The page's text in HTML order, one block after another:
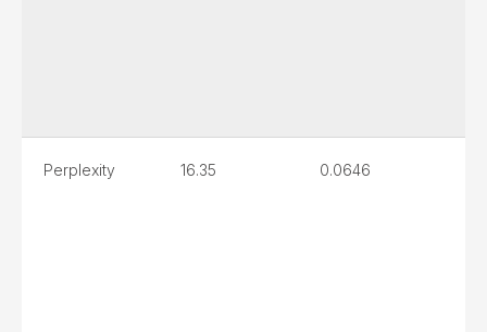
Perplexity 16.35 0.0646